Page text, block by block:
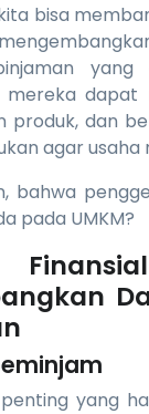
kita bisa
yang
dapat
produk, dan
agar
bahwa
pada UMKM?
yang